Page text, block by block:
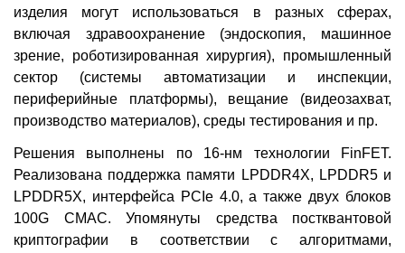
изделия могут использоваться в разных сферах,
включая здравоохранение (эндоскопия, машинное
зрение, роботизированная хирургия), промышленный
сектор (системы автоматизации и инспекции,
периферийные платформы), вещание (видеозахват,
производство материалов), среды тестирования и пр.
Решения выполнены по 16-нм технологии FinFET.
Реализована поддержка памяти LPDDR4X, LPDDR5 и
LPDDR5X, интерфейса PCIe 4.0, а также двух блоков
100G CMAC. Упомянуты средства постквантовой
криптографии в соответствии с алгоритмами,